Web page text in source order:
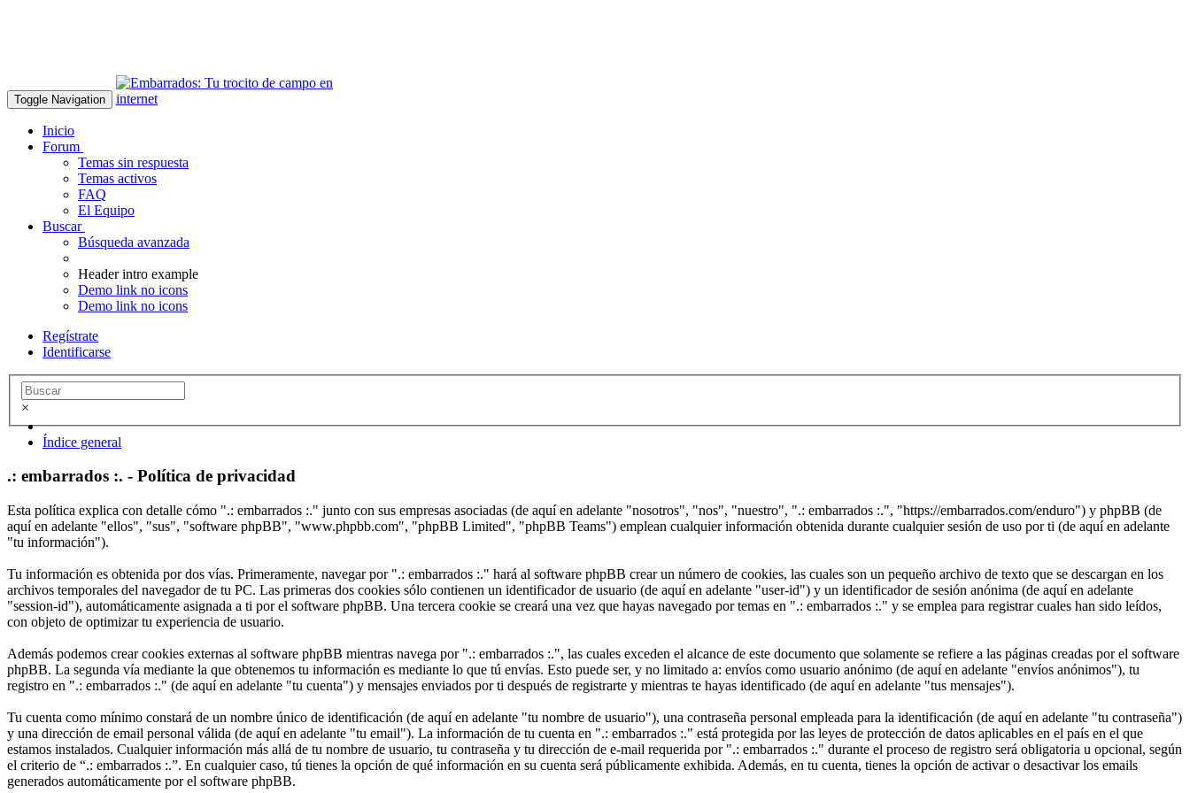
Toggle Navigation
Inicio
Forum
Temas sin respuesta
Temas activos
FAQ
El Equipo
Buscar
Búsqueda avanzada
Header intro example
Demo link no icons
Demo link no icons
Regístrate
Identificarse
×
Índice general
.: embarrados :. - Política de privacidad
Esta política explica con detalle cómo ".: embarrados :." junto con sus empresas asociadas (de aquí en adelante "nosotros", "nos", "nuestro", ".: embarrados :.", "https://embarrados.com/enduro") y phpBB (de
aquí en adelante "ellos", "sus", "software phpBB", "www.phpbb.com", "phpBB Limited", "phpBB Teams") emplean cualquier información obtenida durante cualquier sesión de uso por ti (de aquí en adelante
"tu información").
Tu información es obtenida por dos vías. Primeramente, navegar por ".: embarrados :." hará al software phpBB crear un número de cookies, las cuales son un pequeño archivo de texto que se descargan en los
archivos temporales del navegador de tu PC. Las primeras dos cookies sólo contienen un identificador de usuario (de aquí en adelante "user-id") y un identificador de sesión anónima (de aquí en adelante
"session-id"), automáticamente asignada a ti por el software phpBB. Una tercera cookie se creará una vez que hayas navegado por temas en ".: embarrados :." y se emplea para registrar cuales han sido leídos,
con objeto de optimizar tu experiencia de usuario.
Además podemos crear cookies externas al software phpBB mientras navega por ".: embarrados :.", las cuales exceden el alcance de este documento que solamente se refiere a las páginas creadas por el software
phpBB. La segunda vía mediante la que obtenemos tu información es mediante lo que tú envías. Esto puede ser, y no limitado a: envíos como usuario anónimo (de aquí en adelante "envíos anónimos"), tu
registro en ".: embarrados :." (de aquí en adelante "tu cuenta") y mensajes enviados por ti después de registrarte y mientras te hayas identificado (de aquí en adelante "tus mensajes").
Tu cuenta como mínimo constará de un nombre único de identificación (de aquí en adelante "tu nombre de usuario"), una contraseña personal empleada para la identificación (de aquí en adelante "tu contraseña")
y una dirección de email personal válida (de aquí en adelante "tu email"). La información de tu cuenta en ".: embarrados :." está protegida por las leyes de protección de datos aplicables en el país en el que
estamos instalados. Cualquier información más allá de tu nombre de usuario, tu contraseña y tu dirección de e-mail requerida por ".: embarrados :." durante el proceso de registro será obligatoria u opcional, según
el criterio de “.: embarrados :.”. En cualquier caso, tú tienes la opción de qué información en su cuenta será públicamente exhibida. Además, en tu cuenta, tienes la opción de activar o desactivar los emails
generados automáticamente por el software phpBB.